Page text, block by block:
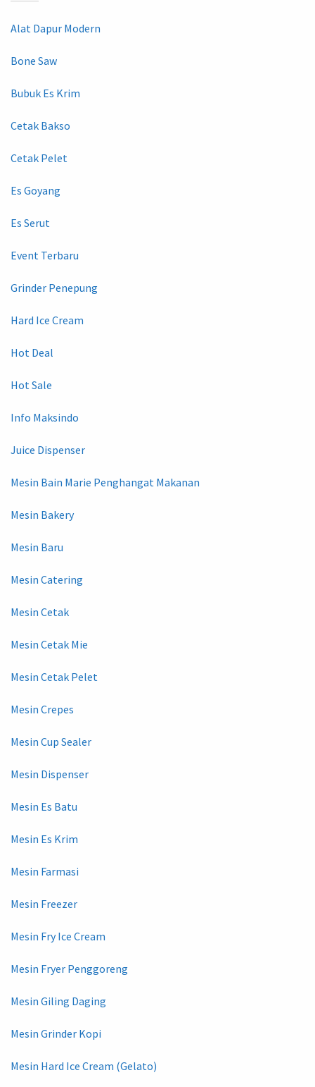
Alat Dapur Modern
Bone Saw
Bubuk Es Krim
Cetak Bakso
Cetak Pelet
Es Goyang
Es Serut
Event Terbaru
Grinder Penepung
Hard Ice Cream
Hot Deal
Hot Sale
Info Maksindo
Juice Dispenser
Mesin Bain Marie Penghangat Makanan
Mesin Bakery
Mesin Baru
Mesin Catering
Mesin Cetak
Mesin Cetak Mie
Mesin Cetak Pelet
Mesin Crepes
Mesin Cup Sealer
Mesin Dispenser
Mesin Es Batu
Mesin Es Krim
Mesin Farmasi
Mesin Freezer
Mesin Fry Ice Cream
Mesin Fryer Penggoreng
Mesin Giling Daging
Mesin Grinder Kopi
Mesin Hard Ice Cream (Gelato)